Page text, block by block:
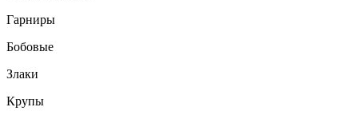
Гарниры
Бобовые
Злаки
Крупы